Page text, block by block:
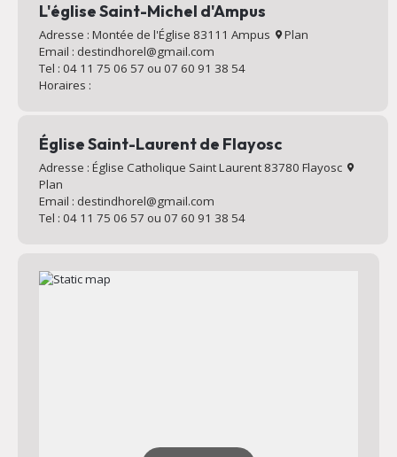
L'église Saint-Michel d'Ampus
Adresse : Montée de l'Église 83111 Ampus
Plan
Email : destindhorel@gmail.com
Tel : 04 11 75 06 57 ou 07 60 91 38 54
Horaires :
Église Saint-Laurent de Flayosc
Adresse : Église Catholique Saint Laurent 83780 Flayosc
Plan
Email : destindhorel@gmail.com
Tel : 04 11 75 06 57 ou 07 60 91 38 54